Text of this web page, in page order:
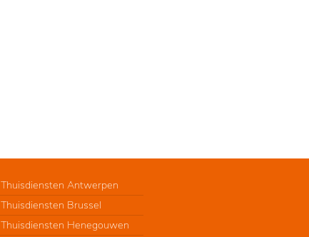
Thuisdiensten Antwerpen
Thuisdiensten Brussel
Thuisdiensten Henegouwen